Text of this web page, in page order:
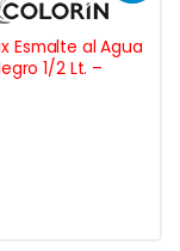
Esmalte al Agua
1/2 Lt. –